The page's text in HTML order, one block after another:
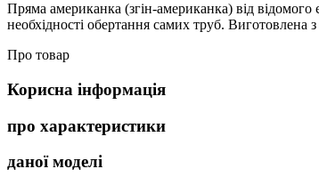
Пряма американка (згін-американка) від
необхідності обертання самих труб. Виготовлена
Про товар
Корисна інформація
про характеристики
даної моделі